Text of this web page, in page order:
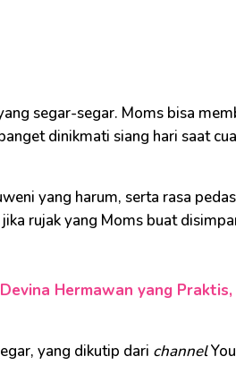
segar-segar. Moms bisa
dinikmati siang hari saat
yang harum, serta rasa
rujak yang Moms buat
Hermawan yang Praktis,
yang dikutip dari channel